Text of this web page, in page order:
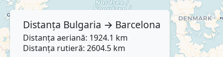
Distanța Bulgaria → Barcelona
Distanța aeriană: 1924.1 km
Distanța rutieră: 2604.5 km